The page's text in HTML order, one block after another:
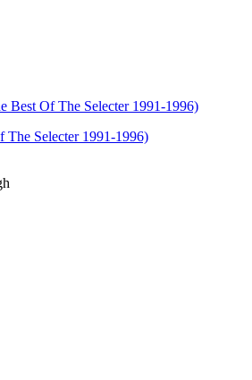
The Selecter 1991-1996)